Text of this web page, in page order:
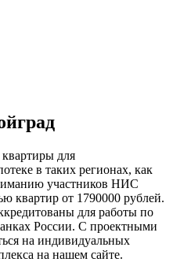
для
в таких регионах, как
участников НИС
квартир от 1790000 рублей.
для работы по
России. С проектными
на индивидуальных
на нашем сайте.